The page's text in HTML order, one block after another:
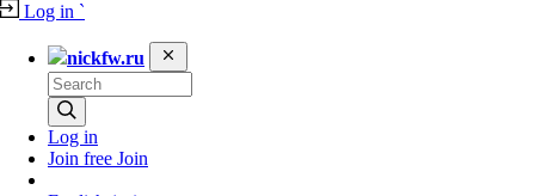
Log in `
nickfw.ru
Log in
Join free Join